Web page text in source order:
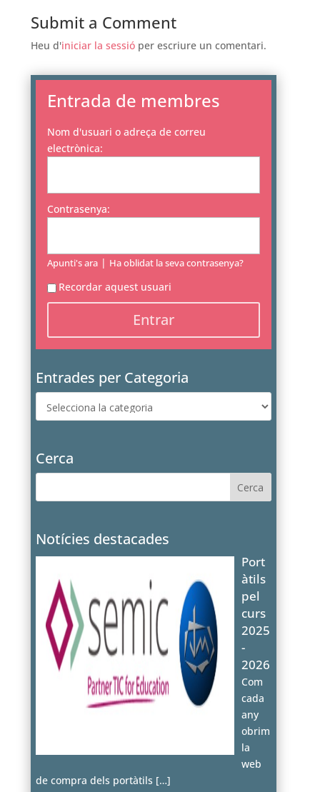
Submit a Comment
Heu d'iniciar la sessió per escriure un comentari.
Entrada de membres
Nom d'usuari o adreça de correu
electrònica:
Contrasenya:
Apunti's ara | Ha oblidat la seva contrasenya?
Recordar aquest usuari
Entrades per Categoria
per
Cerca
Notícies destacades
Port
àtils
pel
curs
2025
-
2026
Com
cada
any
obrim
la
web
de compra dels portàtils […]